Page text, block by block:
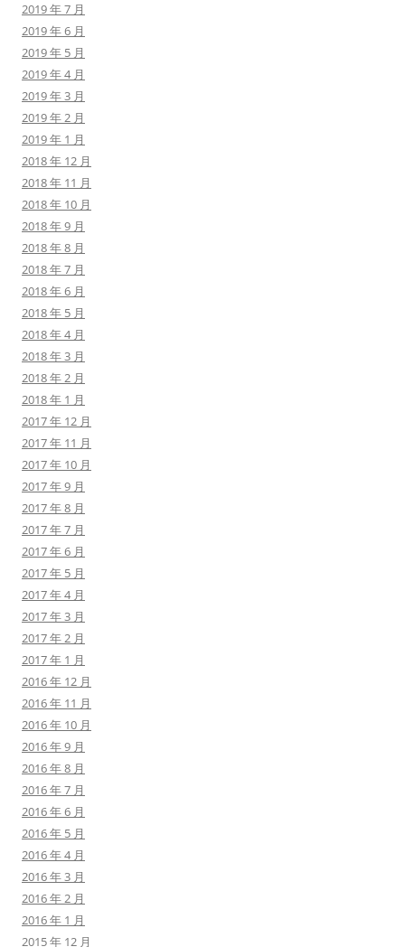
2019 年 7 月
2019 年 6 月
2019 年 5 月
2019 年 4 月
2019 年 3 月
2019 年 2 月
2019 年 1 月
2018 年 12 月
2018 年 11 月
2018 年 10 月
2018 年 9 月
2018 年 8 月
2018 年 7 月
2018 年 6 月
2018 年 5 月
2018 年 4 月
2018 年 3 月
2018 年 2 月
2018 年 1 月
2017 年 12 月
2017 年 11 月
2017 年 10 月
2017 年 9 月
2017 年 8 月
2017 年 7 月
2017 年 6 月
2017 年 5 月
2017 年 4 月
2017 年 3 月
2017 年 2 月
2017 年 1 月
2016 年 12 月
2016 年 11 月
2016 年 10 月
2016 年 9 月
2016 年 8 月
2016 年 7 月
2016 年 6 月
2016 年 5 月
2016 年 4 月
2016 年 3 月
2016 年 2 月
2016 年 1 月
2015 年 12 月